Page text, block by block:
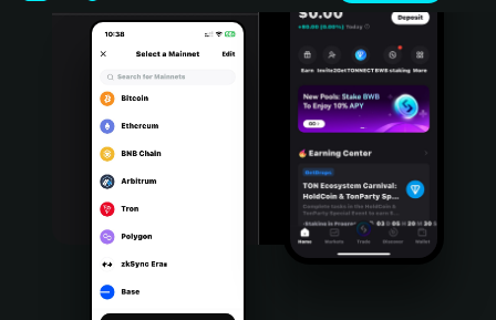
Italiano
Português (Portugal)
Bahasa Indonesia
Português (Brasil)